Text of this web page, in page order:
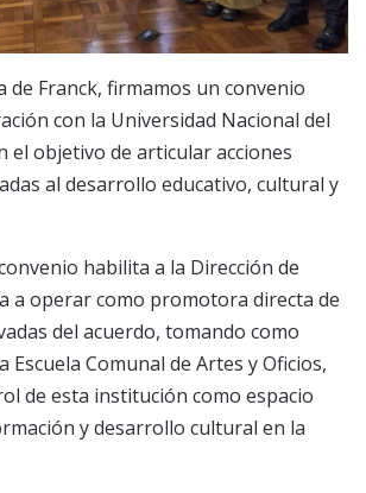
de Franck, firmamos un convenio
con la Universidad Nacional del
el objetivo de articular acciones
al desarrollo educativo, cultural y
habilita a la Dirección de
a operar como promotora directa de
del acuerdo, tomando como
Escuela Comunal de Artes y Oficios,
de esta institución como espacio
y desarrollo cultural en la